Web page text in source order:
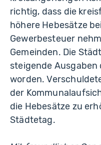
richtig, dass die
höhere Hebesätze
Gewerbesteuer
Gemeinden. Die
steigende Ausgaben
worden.
der
die Hebesätze zu
Städtetag.